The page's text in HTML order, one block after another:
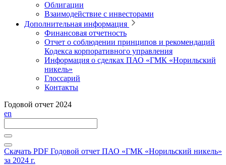
Облигации
Взаимодействие с инвесторами
Дополнительная информация
Финансовая отчетность
Отчет о соблюдении принципов и рекомендаций
Кодекса корпоративного управления
Информация о сделках ПАО «ГМК «Норильский
никель»
Глоссарий
Контакты
Годовой отчет 2024
en
Скачать PDF Годовой отчет ПАО «ГМК «Норильский никель»
за 2024 г.